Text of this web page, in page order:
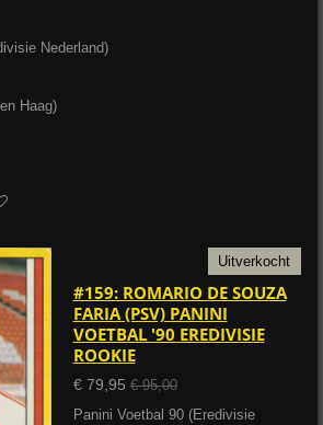
Nederland)
Haag)
Uitverkocht
#159: ROMARIO DE SOUZA
FARIA (PSV) PANINI
VOETBAL '90 EREDIVISIE
ROOKIE
€ 79,95 € 95,00
Panini Voetbal 90 (Eredivisie